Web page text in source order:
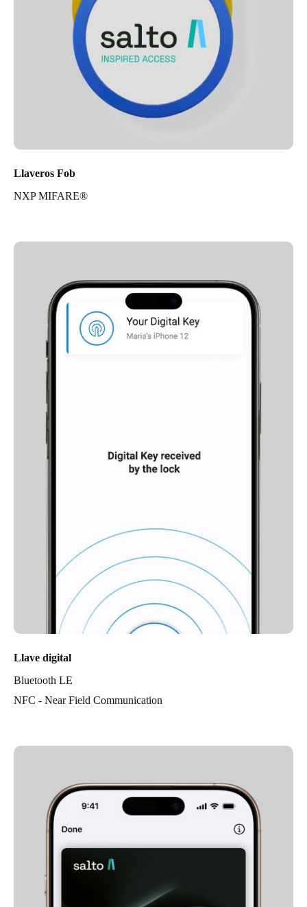
Llaveros Fob
NXP MIFARE®
Llave digital
Bluetooth LE
NFC - Near Field Communication